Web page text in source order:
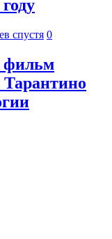
спустя 0
фильм